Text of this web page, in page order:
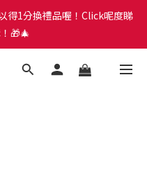
得1分換禮品喔！Click呢度睇
🎁🎄
得1分換禮品喔！Click呢度睇
🎁🎄
Whatsapp Group睇最新資訊